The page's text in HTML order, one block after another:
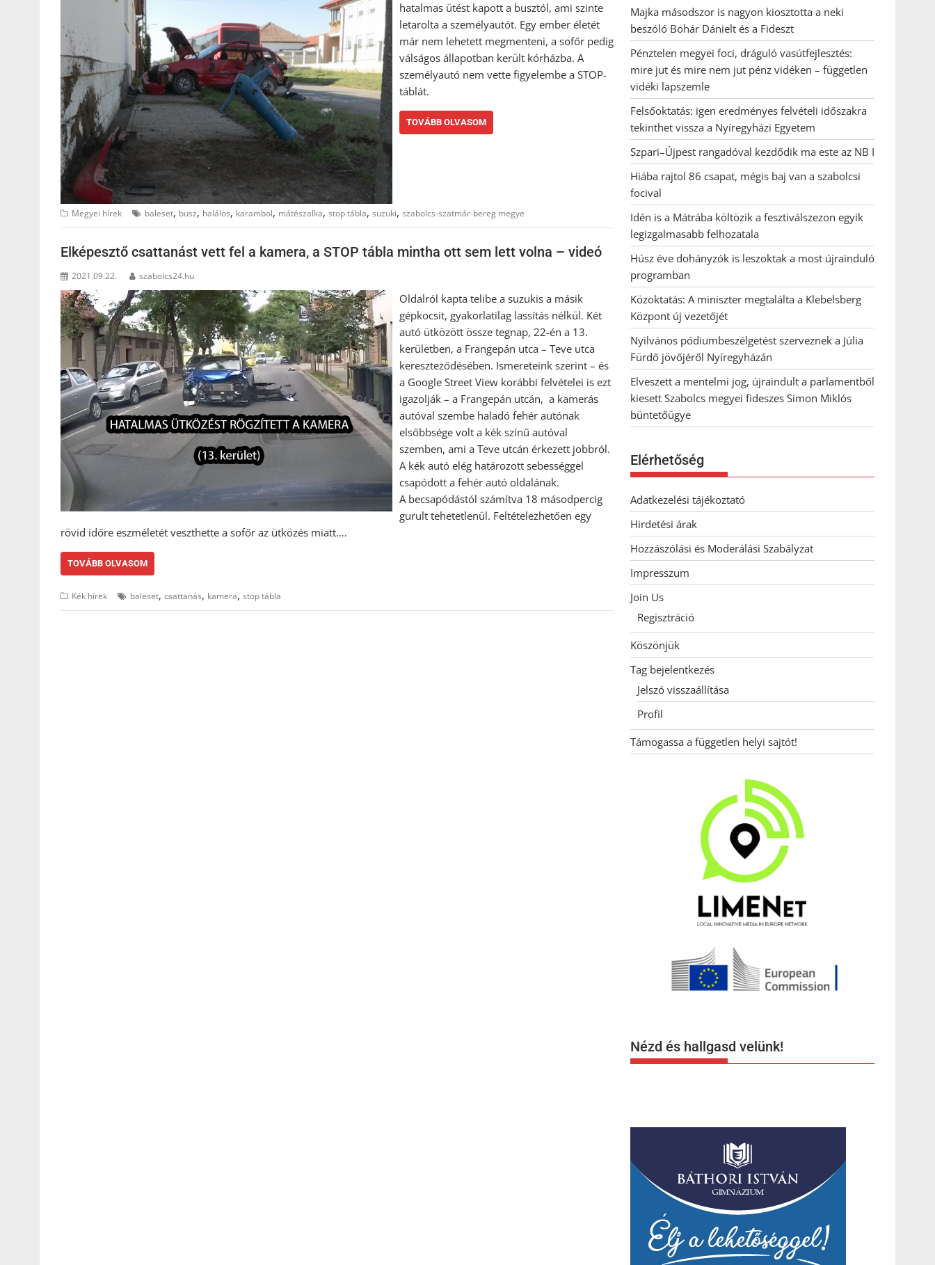
hatalmas ütést kapott a busztól, ami szinte
letarolta a személyautót. Egy ember életét
már nem lehetett megmenteni, a sofőr pedig
válságos állapotban került kórházba. A
személyautó nem vette figyelembe a STOP-
táblát.
TOVÁBB OLVASOM
Megyei hírek baleset, busz, halálos, karambol, mátészalka, stop tábla, suzuki, szabolcs-szatmár-bereg megye
Elképesztő csattanást vett fel a kamera, a STOP tábla mintha ott sem lett volna – videó
2021.09.22. szabolcs24.hu
Oldalról kapta telibe a suzukis a másik
gépkocsit, gyakorlatilag lassítás nélkül. Két
autó ütközött össze tegnap, 22-én a 13.
kerületben, a Frangepán utca – Teve utca
kereszteződésében. Ismereteink szerint – és
a Google Street View korábbi felvételei is ezt
igazolják – a Frangepán utcán, a kamerás
autóval szembe haladó fehér autónak
elsőbbsége volt a kék színű autóval
szemben, ami a Teve utcán érkezett jobbról.
A kék autó elég határozott sebességgel
csapódott a fehér autó oldalának.
A becsapódástól számítva 18 másodpercig
gurult tehetetlenül. Feltételezhetően egy
rövid időre eszméletét veszthette a sofőr az ütközés miatt.…
TOVÁBB OLVASOM
Kék hírek baleset, csattanás, kamera, stop tábla
Majka másodszor is nagyon kiosztotta a neki
beszóló Bohár Dánielt és a Fideszt
Pénztelen megyei foci, dráguló vasútfejlesztés:
mire jut és mire nem jut pénz vidéken – független
vidéki lapszemle
Felsőoktatás: igen eredményes felvételi időszakra
tekinthet vissza a Nyíregyházi Egyetem
Szpari–Újpest rangadóval kezdődik ma este az NB I
Hiába rajtol 86 csapat, mégis baj van a szabolcsi
focival
Idén is a Mátrába költözik a fesztiválszezon egyik
legizgalmasabb felhozatala
Húsz éve dohányzók is leszoktak a most újrainduló
programban
Közoktatás: A miniszter megtalálta a Klebelsberg
Központ új vezetőjét
Nyilvános pódiumbeszélgetést szerveznek a Júlia
Fürdő jövőjéről Nyíregyházán
Elveszett a mentelmi jog, újraindult a parlamentből
kiesett Szabolcs megyei fideszes Simon Miklós
büntetőügye
Elérhetőség
Adatkezelési tájékoztató
Hirdetési árak
Hozzászólási és Moderálási Szabályzat
Impresszum
Join Us
Regisztráció
Köszönjük
Tag bejelentkezés
Jelszó visszaállítása
Profil
Támogassa a független helyi sajtót!
Nézd és hallgasd velünk!